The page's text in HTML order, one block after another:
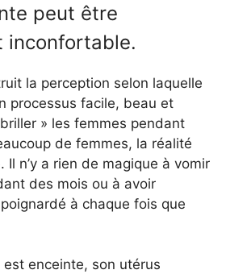
peut être
inconfortable.
la perception selon laquelle
processus facile, beau et
» les femmes pendant
de femmes, la réalité
n’y a rien de magique à vomir
des mois ou à avoir
poignardé à chaque fois que
est enceinte, son utérus